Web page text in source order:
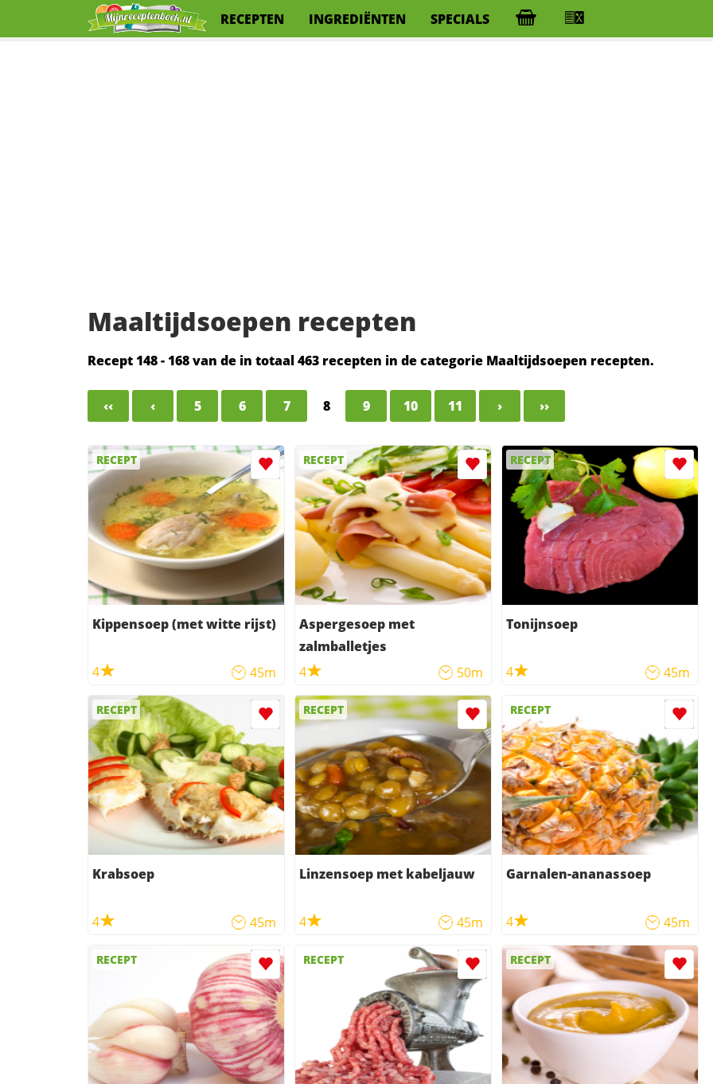
RECEPTEN INGREDIËNTEN SPECIALS
Maaltijdsoepen recepten
Recept 148 - 168 van de in totaal 463 recepten in de categorie Maaltijdsoepen recepten.
‹‹ ‹ 5 6 7 8 9 10 11 › ››
RECEPT
Kippensoep (met witte rijst)
4 45m
RECEPT
Aspergesoep met
zalmballetjes
4
50m
RECEPT
Tonijnsoep
4 45m
RECEPT
Krabsoep
4 45m
RECEPT
Linzensoep met kabeljauw
4 45m
RECEPT
Garnalen-ananassoep
4 45m
RECEPT RECEPT RECEPT